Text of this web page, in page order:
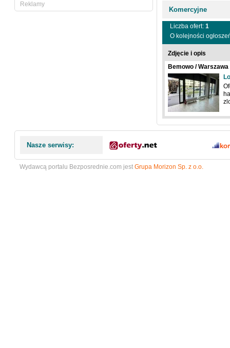
Komercyjne
Liczba ofert: 1
O kolejności
Zdjęcie i opis
Bemowo /
Pełczyńskiego
Reklamy
Nasze serwisy:
Wydawcą portalu Bezposrednie.com jest Grupa Morizon Sp. z o.o.